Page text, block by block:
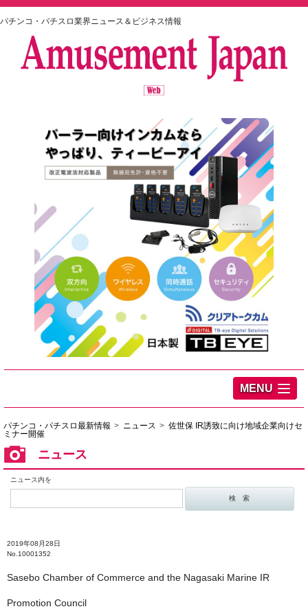
パチンコ・パチスロ業界ニュース＆ビジネス情報
MENU
パチンコ・パチスロ最新情報 ニュース
佐世保 IR誘致に向け地域企業向けセ
ミナー開催
ニュース
ニュース内を
2019年08月28日
No.10001352
Sasebo Chamber of Commerce and the Nagasaki Marine IR
Promotion Council